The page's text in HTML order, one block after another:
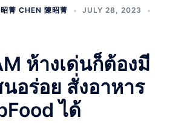
菁 CHEN 陳昭菁
JULY 28, 2023
ห้างเด่นก็ต้องมี
อร่อย สั่งอาหาร
ได้